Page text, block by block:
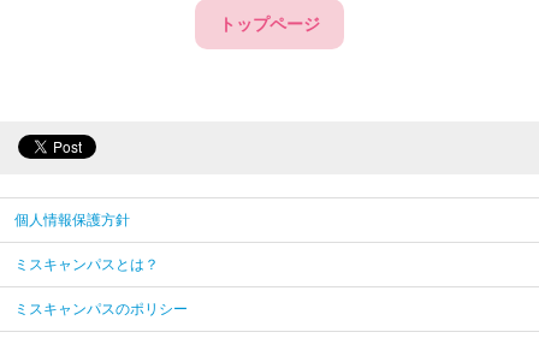
トップページ
個人情報保護方針
ミスキャンパスとは？
ミスキャンパスのポリシー